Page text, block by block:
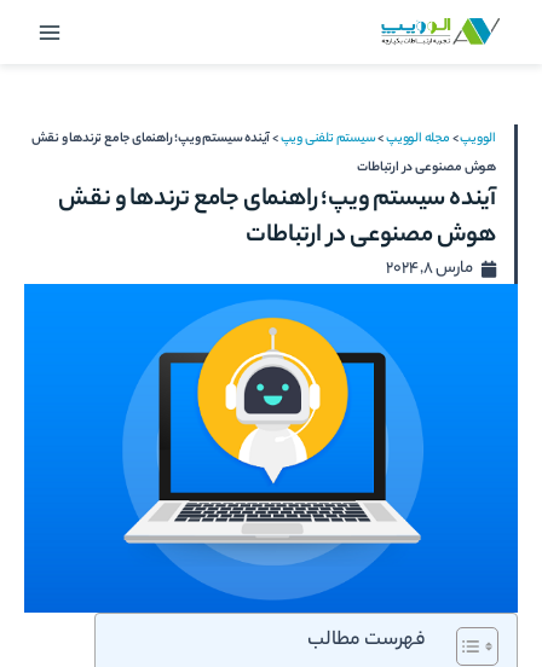
Main
الوویپ>مجله الوویپ>سیستم تلفنی ویپ>آینده سیستم ویپ؛ راهنمای جامع ترندها و نقش
هوش مصنوعی در ارتباطات
آینده سیستم ویپ؛ راهنمای جامع ترندها و نقش
هوش مصنوعی در ارتباطات
مارس 8, 2024
فهرست مطالب